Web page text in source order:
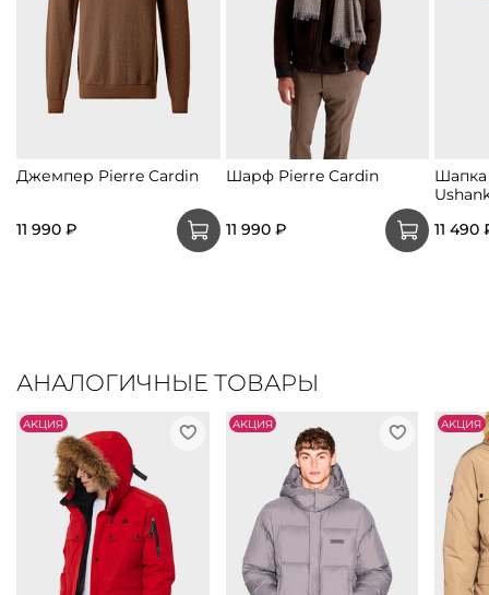
Джемпер Pierre Cardin
11 990 ₽
Шарф Pierre Cardin
11 990 ₽
Шапка
11 490
АНАЛОГИЧНЫЕ ТОВАРЫ
АKЦИЯ АKЦИЯ АKЦИЯ